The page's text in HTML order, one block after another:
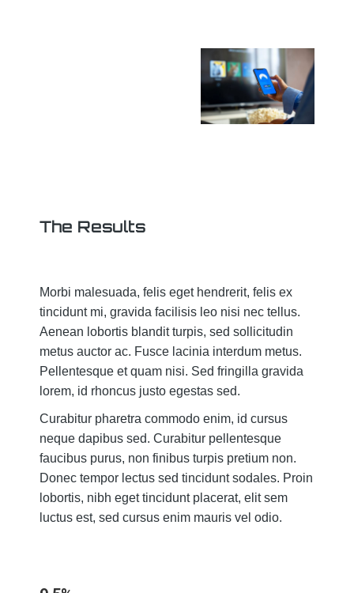
The Results
Morbi malesuada, felis eget hendrerit, felis ex
tincidunt mi, gravida facilisis leo nisi nec tellus.
Aenean lobortis blandit turpis, sed sollicitudin
metus auctor ac. Fusce lacinia interdum metus.
Pellentesque et quam nisi. Sed fringilla gravida
lorem, id rhoncus justo egestas sed.
Curabitur pharetra commodo enim, id cursus
neque dapibus sed. Curabitur pellentesque
faucibus purus, non finibus turpis pretium non.
Donec tempor lectus sed tincidunt sodales. Proin
lobortis, nibh eget tincidunt placerat, elit sem
luctus est, sed cursus enim mauris vel odio.